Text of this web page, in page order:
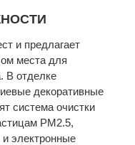
и предлагает
места для
В отделке
декоративные
система очистки
PM2.5,
электронные